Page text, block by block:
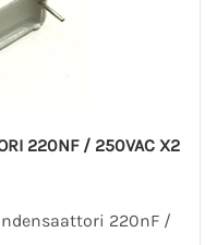
220NF / 250VAC X2
220nF /